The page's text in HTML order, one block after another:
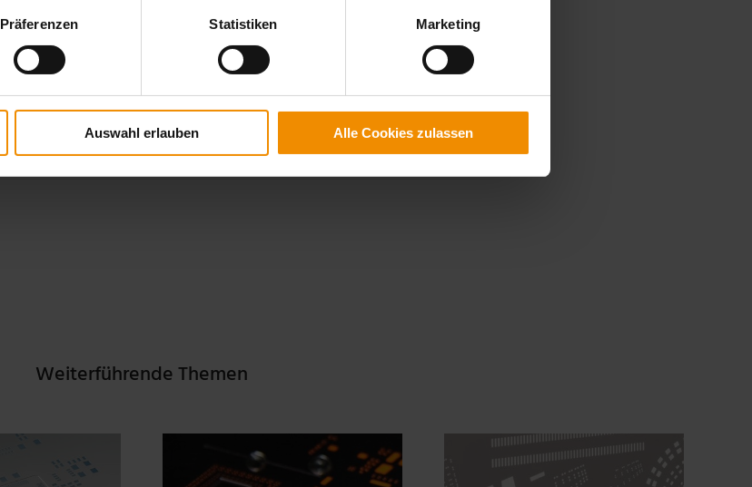
Präferenzen Statistiken Marketing
Auswahl erlauben Alle Cookies zulassen
Weiterführende Themen